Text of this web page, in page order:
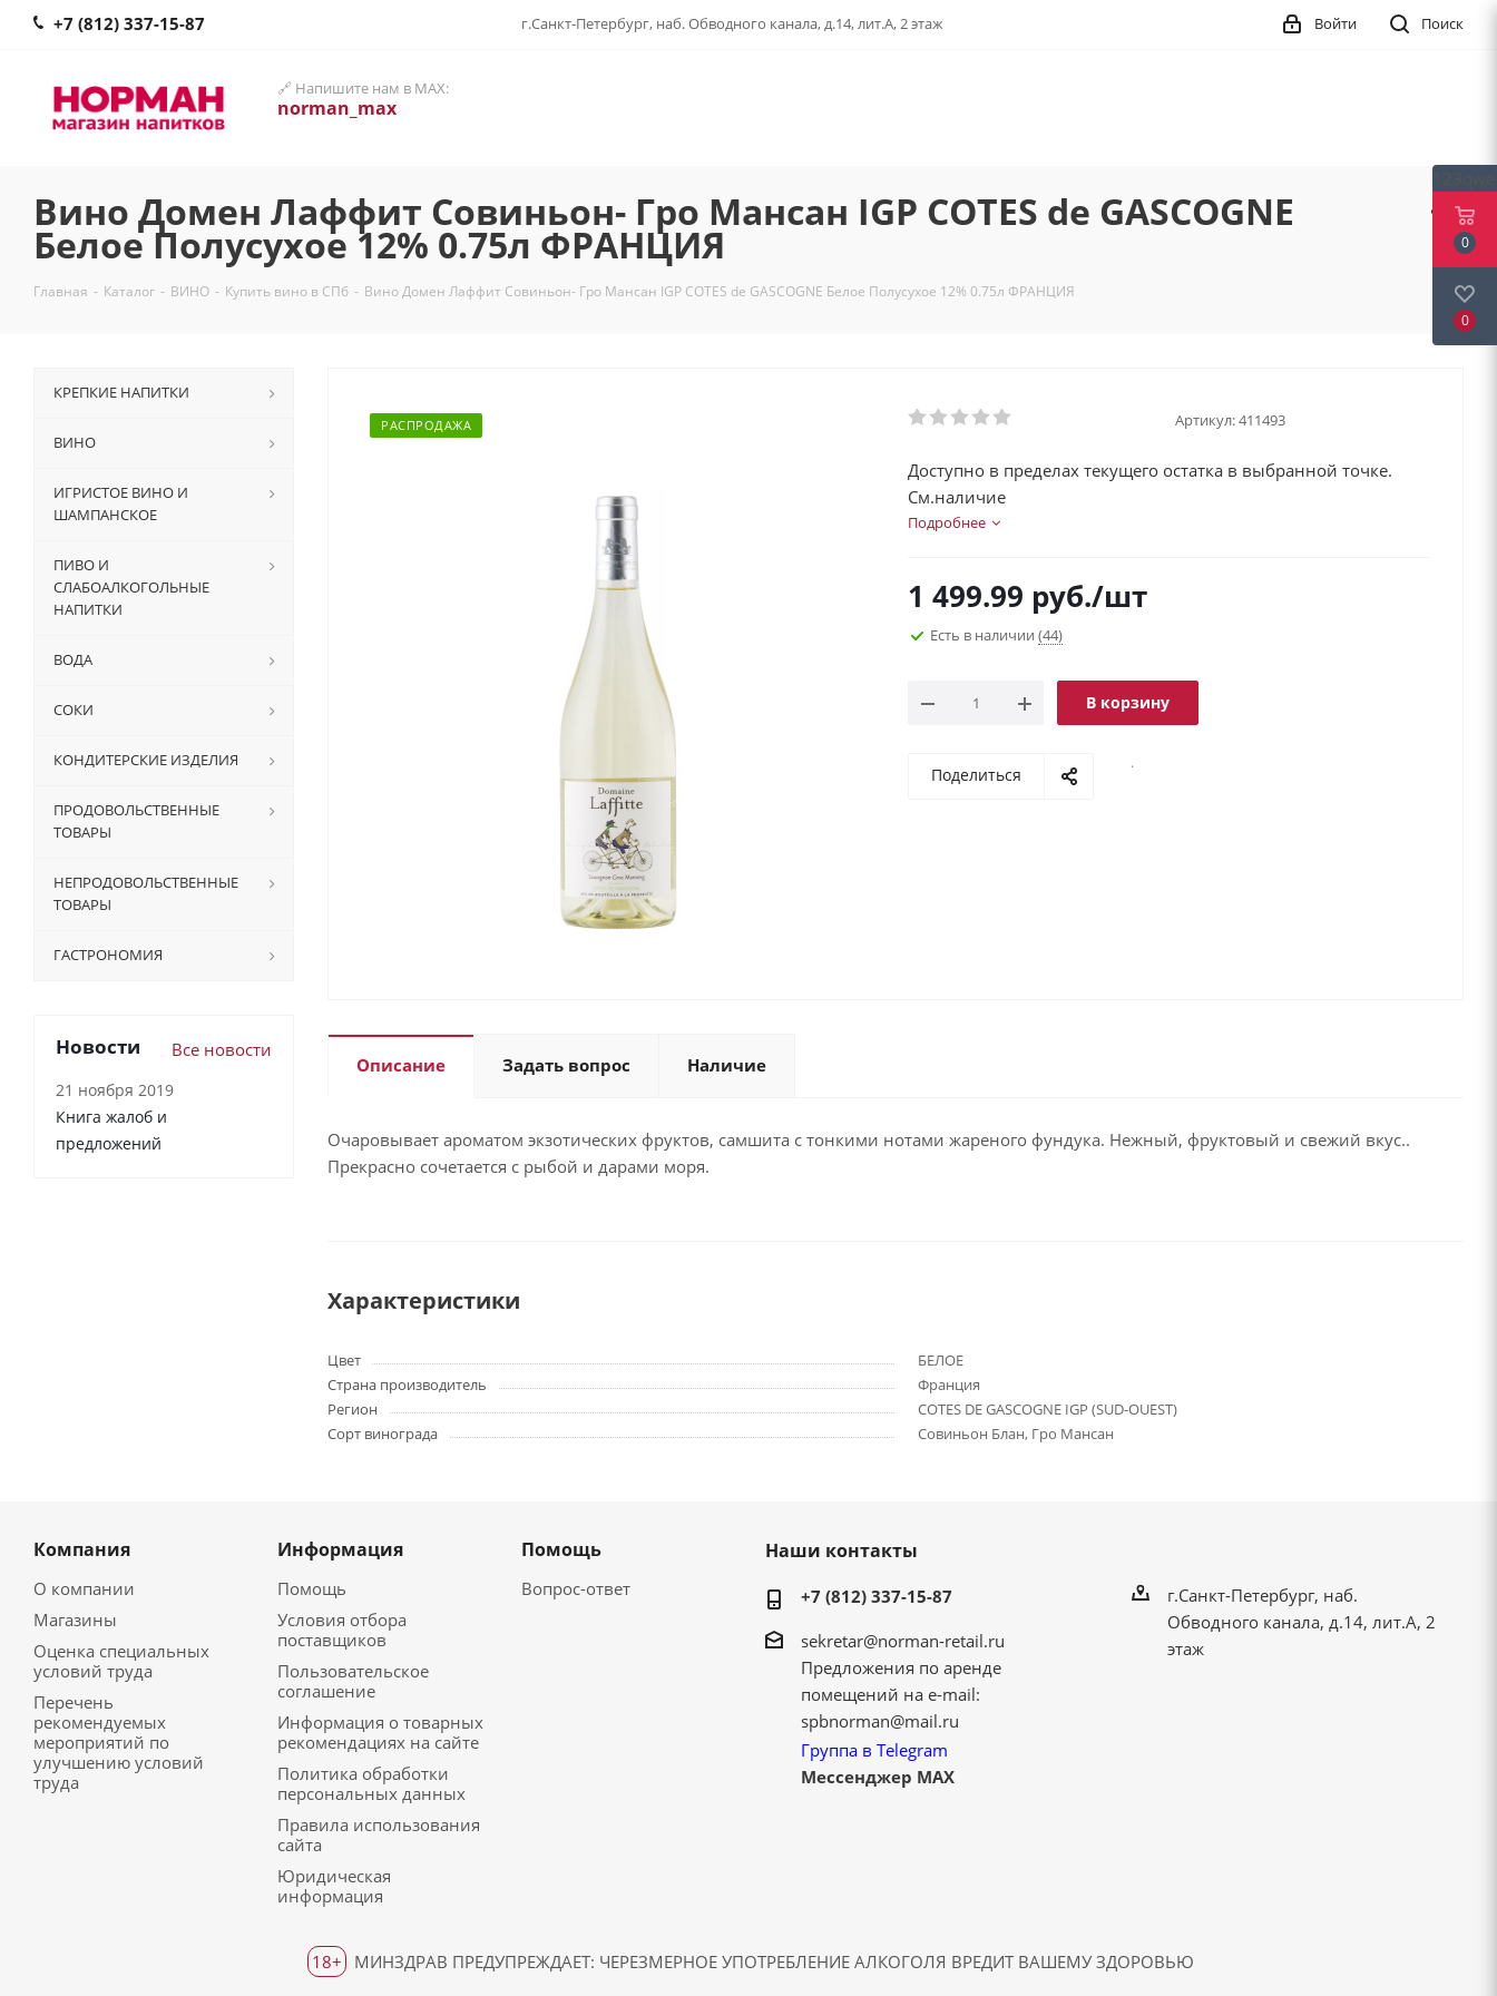
+7 (812) 337-15-87 г.Санкт-Петербург, наб. Обводного канала, д.14, лит.А, 2 этаж Поиск
Войти
🔗 Напишите нам в MAX:
norman_max
Вино Домен Лаффит Совиньон- Гро Мансан IGP COTES de GASCOGNE
Белое Полусухое 12% 0.75л ФРАНЦИЯ
Главная - Каталог - ВИНО - Купить вино в СПб - Вино Домен Лаффит Совиньон- Гро Мансан IGP COTES de GASCOGNE Белое Полусухое 12% 0.75л ФРАНЦИЯ
РАСПРОДАЖА Артикул:411493
Доступно в пределах текущего остатка в выбранной точке.
См.наличие
Подробнее
1 499.99 руб./шт
Есть в наличии (44)
В корзину
Поделиться
.
Описание Задать вопрос Наличие
Очаровывает ароматом экзотических фруктов, самшита с тонкими нотами жареного фундука. Нежный, фруктовый и свежий вкус..
Прекрасно сочетается с рыбой и дарами моря.
Характеристики
Цвет
БЕЛОЕ
Страна производитель
Франция
Регион
COTES DE GASCOGNE IGP (SUD-OUEST)
Сорт винограда
Совиньон Блан, Гро Мансан
КРЕПКИЕ НАПИТКИ
ВИНО
ИГРИСТОЕ ВИНО И
ШАМПАНСКОЕ
ПИВО И
СЛАБОАЛКОГОЛЬНЫЕ
НАПИТКИ
ВОДА
СОКИ
КОНДИТЕРСКИЕ ИЗДЕЛИЯ
ПРОДОВОЛЬСТВЕННЫЕ
ТОВАРЫ
НЕПРОДОВОЛЬСТВЕННЫЕ
ТОВАРЫ
ГАСТРОНОМИЯ
Новости Все новости
21 ноября 2019
Книга жалоб и
предложений
Компания
О компании
Магазины
Оценка специальных
условий труда
Перечень
рекомендуемых
мероприятий по
улучшению условий
труда
Информация
Помощь
Условия отбора
поставщиков
Пользовательское
соглашение
Информация о товарных
рекомендациях на сайте
Политика обработки
персональных данных
Правила использования
сайта
Юридическая
информация
Помощь
Вопрос-ответ
Наши контакты
+7 (812) 337-15-87
sekretar@norman-retail.ru
Предложения по аренде
помещений на e-mail:
spbnorman@mail.ru
Группа в Telegram
Мессенджер MAX
г.Санкт-Петербург, наб.
Обводного канала, д.14, лит.А, 2
этаж
18+ МИНЗДРАВ ПРЕДУПРЕЖДАЕТ: ЧЕРЕЗМЕРНОЕ УПОТРЕБЛЕНИЕ АЛКОГОЛЯ ВРЕДИТ ВАШЕМУ ЗДОРОВЬЮ
0
0